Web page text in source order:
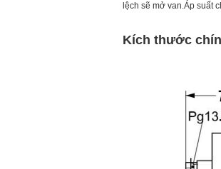
lệch sẽ mở van.Áp suất
Kích thước